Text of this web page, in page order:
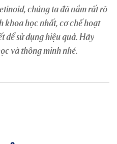
chúng ta đã nắm rất rõ
khoa học nhất, cơ chế hoạt
để sử dụng hiệu quả. Hãy
và thông minh nhé.